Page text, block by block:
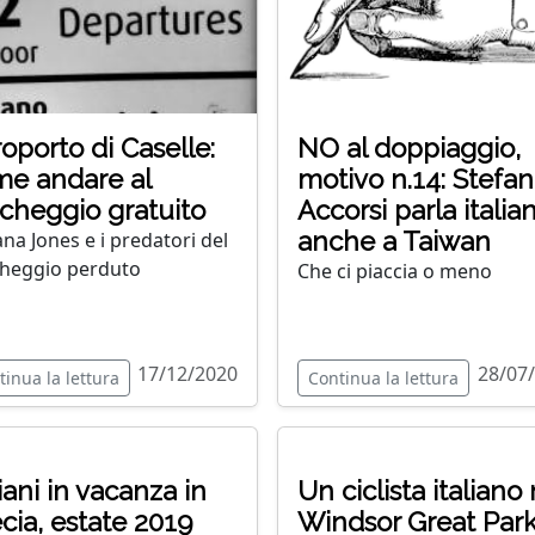
di Caselle:
andare al
gratuito
Jones e i predatori del
perduto
la lettura 17/12/2020
NO al doppiaggio,
motivo n.14:
Accorsi parla
anche a Taiwan
Che ci piaccia o meno
Continua la lettura 28/
in vacanza in
estate 2019
Un ciclista italiano
Windsor Great